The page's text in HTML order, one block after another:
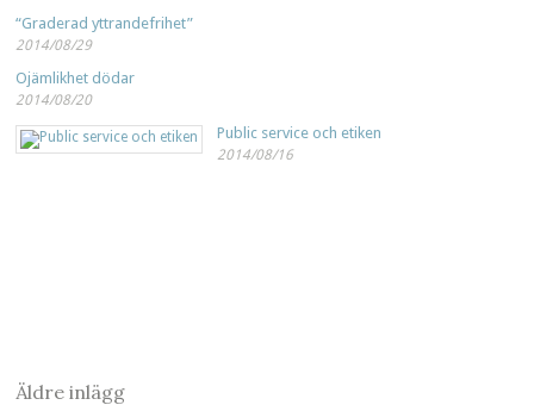
“Graderad yttrandefrihet”
2014/08/29
Ojämlikhet dödar
2014/08/20
Public service och etiken
2014/08/16
Äldre inlägg